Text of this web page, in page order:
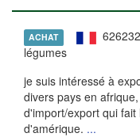
ACHAT 626232
légumes
je suis intéressé à
divers pays en
d'import/export qui
d'amérique. ...